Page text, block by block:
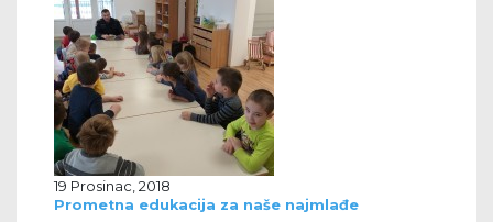
19 Prosinac, 2018
Prometna edukacija za naše najmlađe